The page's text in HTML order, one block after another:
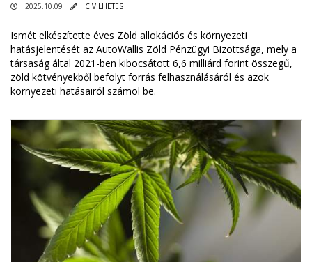
2025.10.09 CIVILHETES
Ismét elkészítette éves Zöld allokációs és környezeti
hatásjelentését az AutoWallis Zöld Pénzügyi Bizottsága, mely a
társaság által 2021-ben kibocsátott 6,6 milliárd forint összegű,
zöld kötvényekből befolyt forrás felhasználásáról és azok
környezeti hatásairól számol be.